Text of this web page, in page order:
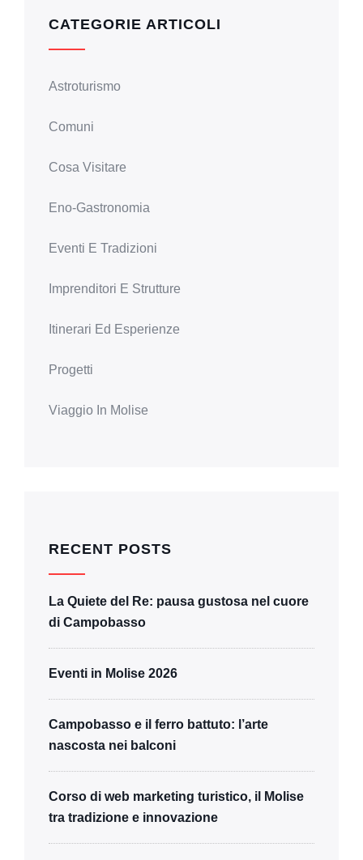
CATEGORIE ARTICOLI
Astroturismo
Comuni
Cosa Visitare
Eno-Gastronomia
Eventi E Tradizioni
Imprenditori E Strutture
Itinerari Ed Esperienze
Progetti
Viaggio In Molise
RECENT POSTS
La Quiete del Re: pausa gustosa nel cuore
di Campobasso
Eventi in Molise 2026
Campobasso e il ferro battuto: l’arte
nascosta nei balconi
Corso di web marketing turistico, il Molise
tra tradizione e innovazione